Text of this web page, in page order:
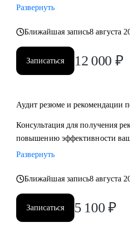
‌‌‌‌‌• избавиться от синдрома
стрессом и выгоранием
Кому могу помочь:
Руководителям среднего и
• HR
• E-commerce
Обращаю внимание, что
Развернуть
Ближайшая запись8 августа
Записаться 12 000 ₽
Аудит резюме и рекомендации
Консультация для получения
повышению эффективности
Развернуть
Ближайшая запись8 августа
Записаться 5 100 ₽